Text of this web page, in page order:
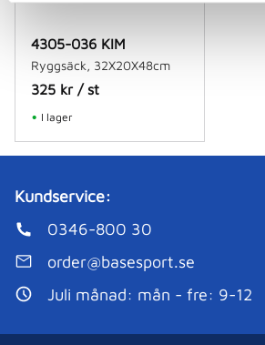
4305-036 KIM
Ryggsäck, 32X20X48cm
325kr /st
I lager
Kundservice:
0346-800 30
order@basesport.se
Juli månad: mån - fre: 9-12